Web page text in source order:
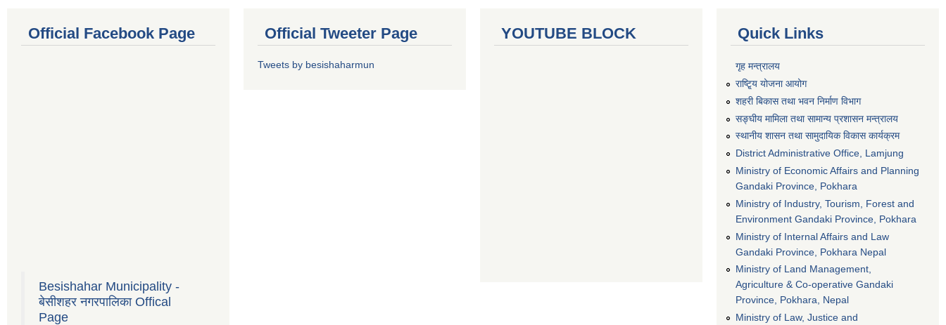
Official Facebook Page
Besishahar Municipality -
बेसीशहर नगरपालिका Offical
Page
Official Tweeter Page
Tweets by besishaharmun
YOUTUBE BLOCK Quick Links
गृह मन्त्रालय
राष्टि्ृय योजना आयोग
शहरी बिकास तथा भवन निर्माण विभाग
सङ्घीय मामिला तथा सामान्य प्रशासन मन्त्रालय
स्थानीय शासन तथा सामुदायिक विकास कार्यक्रम
District Administrative Office, Lamjung
Ministry of Economic Affairs and Planning
Gandaki Province, Pokhara
Ministry of Industry, Tourism, Forest and
Environment Gandaki Province, Pokhara
Ministry of Internal Affairs and Law
Gandaki Province, Pokhara Nepal
Ministry of Land Management,
Agriculture & Co-operative Gandaki
Province, Pokhara, Nepal
Ministry of Law, Justice and